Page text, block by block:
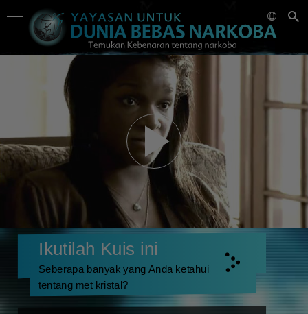
Ikutilah Kuis ini
Seberapa banyak yang Anda ketahui
tentang met kristal?